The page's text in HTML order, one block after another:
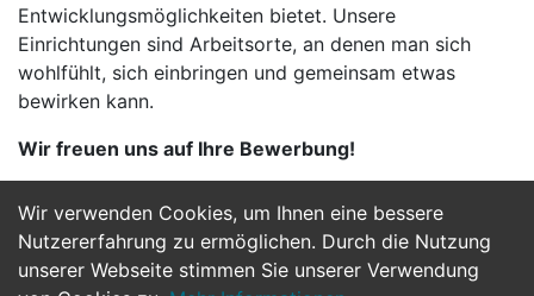
Wir verwenden Cookies, um Ihnen eine bessere
Nutzererfahrung zu ermöglichen. Durch die Nutzung
unserer Webseite stimmen Sie unserer Verwendung
Entwicklungsmöglichkeiten bietet. Unsere
Einrichtungen sind Arbeitsorte, an denen man sich
wohlfühlt, sich einbringen und gemeinsam etwas
bewirken kann.
Wir freuen uns auf Ihre Bewerbung!
Jetzt Bewerben